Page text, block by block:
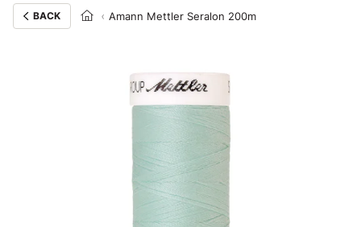
BACK Amann Mettler Seralon 200m